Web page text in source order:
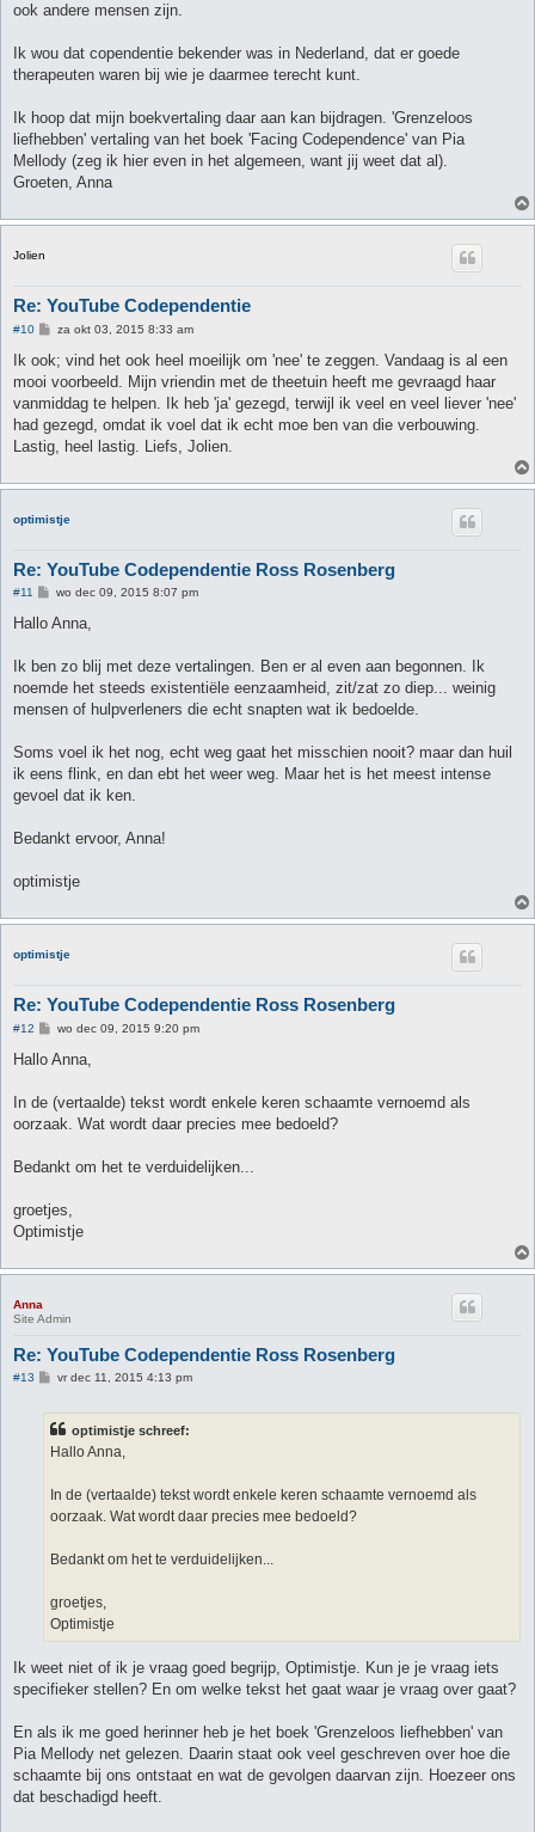
ook andere mensen zijn.
Ik wou dat copendentie bekender was in Nederland, dat er goede
therapeuten waren bij wie je daarmee terecht kunt.
Ik hoop dat mijn boekvertaling daar aan kan bijdragen. 'Grenzeloos
liefhebben' vertaling van het boek 'Facing Codependence' van Pia
Mellody (zeg ik hier even in het algemeen, want jij weet dat al).
Groeten, Anna
Jolien
Re: YouTube Codependentie
#10
B
r
c
h
za okt 03, 2015 8:33 am
Ik ook; vind het ook heel moeilijk om 'nee' te zeggen. Vandaag is al een
mooi voorbeeld. Mijn vriendin met de theetuin heeft me gevraagd haar
vanmiddag te helpen. Ik heb 'ja' gezegd, terwijl ik veel en veel liever 'nee'
had gezegd, omdat ik voel dat ik echt moe ben van die verbouwing.
Lastig, heel lastig. Liefs, Jolien.
optimistje
Re: YouTube Codependentie Ross Rosenberg
#11
B
r
h
wo dec 09, 2015 8:07 pm
Hallo Anna,
Ik ben zo blij met deze vertalingen. Ben er al even aan begonnen. Ik
noemde het steeds existentiële eenzaamheid, zit/zat zo diep... weinig
mensen of hulpverleners die echt snapten wat ik bedoelde.
Soms voel ik het nog, echt weg gaat het misschien nooit? maar dan huil
ik eens flink, en dan ebt het weer weg. Maar het is het meest intense
gevoel dat ik ken.
Bedankt ervoor, Anna!
optimistje
optimistje
Re: YouTube Codependentie Ross Rosenberg
#12
B
r
h
t
wo dec 09, 2015 9:20 pm
Hallo Anna,
In de (vertaalde) tekst wordt enkele keren schaamte vernoemd als
oorzaak. Wat wordt daar precies mee bedoeld?
Bedankt om het te verduidelijken...
groetjes,
Optimistje
Anna
Site Admin
Re: YouTube Codependentie Ross Rosenberg
#13
B
c
h
vr dec 11, 2015 4:13 pm
optimistje schreef:
Hallo Anna,
In de (vertaalde) tekst wordt enkele keren schaamte vernoemd als
oorzaak. Wat wordt daar precies mee bedoeld?
Bedankt om het te verduidelijken...
groetjes,
Optimistje
Ik weet niet of ik je vraag goed begrijp, Optimistje. Kun je je vraag iets
specifieker stellen? En om welke tekst het gaat waar je vraag over gaat?
En als ik me goed herinner heb je het boek 'Grenzeloos liefhebben' van
Pia Mellody net gelezen. Daarin staat ook veel geschreven over hoe die
schaamte bij ons ontstaat en wat de gevolgen daarvan zijn. Hoezeer ons
dat beschadigd heeft.